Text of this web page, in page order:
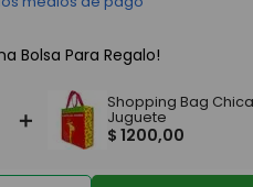
Bolsa Para Regalo!
＋
Shopping Bag
Juguete
$ 1200,00